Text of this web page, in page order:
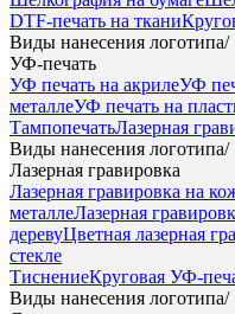
DTF-печать на ткани
Виды нанесения логотипа/
УФ-печать
УФ печать на акрилеУФ
металлеУФ печать на
ТампопечатьЛазерная
Виды нанесения логотипа/
Лазерная гравировка
Лазерная гравировка на
металлеЛазерная
деревуЦветная лазерная
стекле
ТиснениеКруговая УФ-
Виды нанесения логотипа/